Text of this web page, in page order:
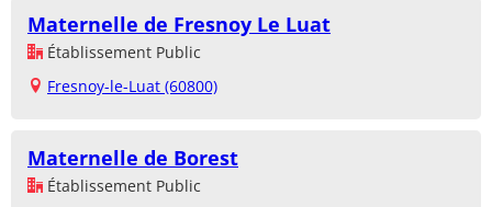
Maternelle de Fresnoy Le Luat
Établissement Public
Fresnoy-le-Luat (60800)
Maternelle de Borest
Établissement Public